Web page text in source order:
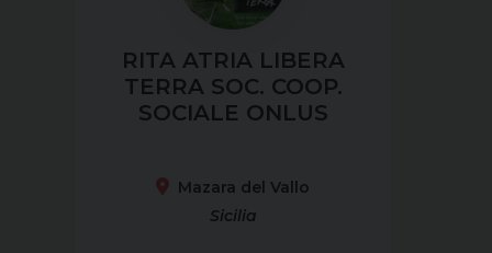
RITA ATRIA LIBERA
TERRA SOC. COOP.
SOCIALE ONLUS
Mazara del Vallo
Sicilia